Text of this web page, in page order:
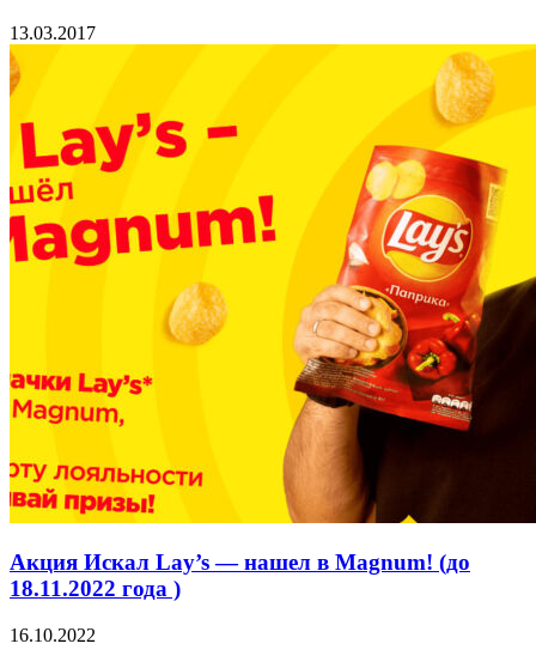
13.03.2017
Акция Искал Lay’s — нашел в Magnum! (до
18.11.2022 года )
16.10.2022